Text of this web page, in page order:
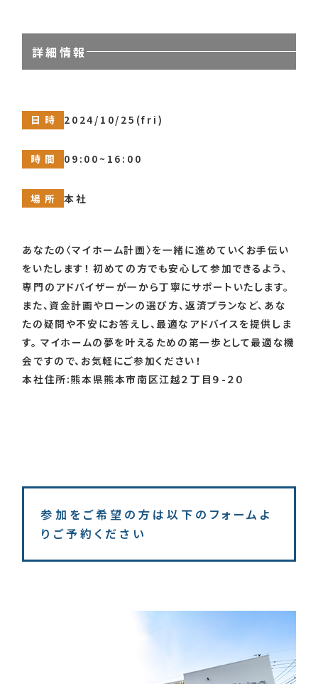
詳細情報
日 時 2024/10/25(fri)
時 間 09:00~16:00
場 所 本社
あなたの〈マイホーム計画〉を一緒に進めていくお手伝い
をいたします！ 初めての方でも安心して参加できるよう、
専門のアドバイザーが一から丁寧にサポートいたします。
また、資金計画やローンの選び方、返済プランなど、あな
たの疑問や不安にお答えし、最適なアドバイスを提供しま
す。 マイホームの夢を叶えるための第一歩として最適な機
会ですので、お気軽にご参加ください！
本社住所:熊本県熊本市南区江越２丁目９-２０
参加をご希望の方は以下のフォームよ
りご予約ください